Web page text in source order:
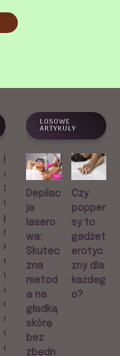
Praktyk
a Sri
Sri Jogi
w
przest
rzeni
miejski
ej. Jak
wygląd
a i
czym
się
wyróżni
a?
LOSOWE
ARTYKUŁY
Depilac
ja
lasero
wa:
Skutec
zna
metod
a na
gładką
skórę
bez
zbędn
Czy
popper
sy to
gadżet
erotyc
zny dla
każdeg
o?